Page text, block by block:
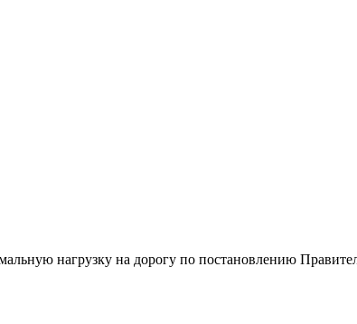
нагрузку на дорогу по постановлению